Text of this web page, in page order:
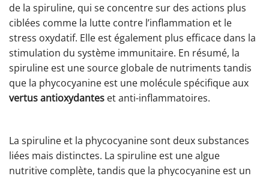
de la spiruline, qui se concentre sur des actions plus
ciblées comme la lutte contre l’inflammation et le
stress oxydatif. Elle est également plus efficace dans la
stimulation du système immunitaire. En résumé, la
spiruline est une source globale de nutriments tandis
que la phycocyanine est une molécule spécifique aux
vertus antioxydantes et anti-inflammatoires.
La spiruline et la phycocyanine sont deux substances
liées mais distinctes. La spiruline est une algue
nutritive complète, tandis que la phycocyanine est un